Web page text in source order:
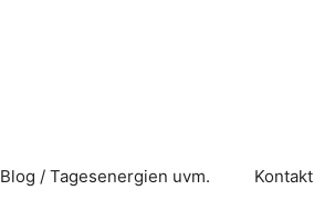
Blog / Tagesenergien uvm. Kontakt